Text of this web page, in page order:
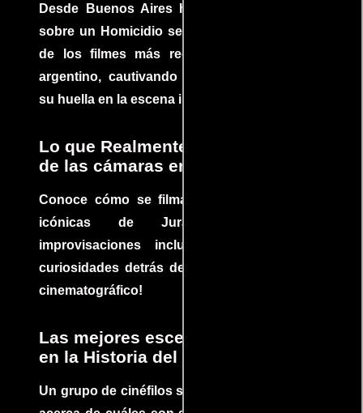
Desde Buenos Aires hasta el mundo, Tesis
sobre un Homicidio se ha convertido en uno
de los filmes más recomendados del cine
argentino, cautivando audiencias y dejando
su huella en la escena internacional.
Lo que Realmente Sucedió detrás
de las cámaras en Jurassic Park
Conoce cómo se filmaron algunas escenas
icónicas de Jurassic Park, con
improvisaciones incluidas. ¡Descubre las
curiosidades detrás del rodaje de un clásico
cinematográfico!
Las mejores escenas de acción
en la Historia del cine
Un grupo de cinéfilos se juntaron para debatir